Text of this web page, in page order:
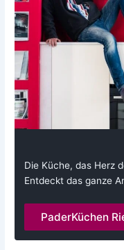
Die Küche, das Herz
Entdeckt das ganze
PaderKüchen